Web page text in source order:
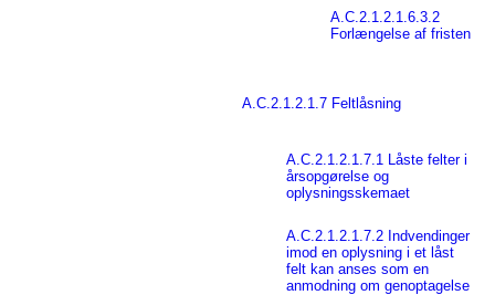
A.C.2.1.2.1.6.3.2
Forlængelse af fristen
A.C.2.1.2.1.7 Feltlåsning
A.C.2.1.2.1.7.1 Låste felter i
årsopgørelse og
oplysningsskemaet
A.C.2.1.2.1.7.2 Indvendinger
imod en oplysning i et låst
felt kan anses som en
anmodning om genoptagelse